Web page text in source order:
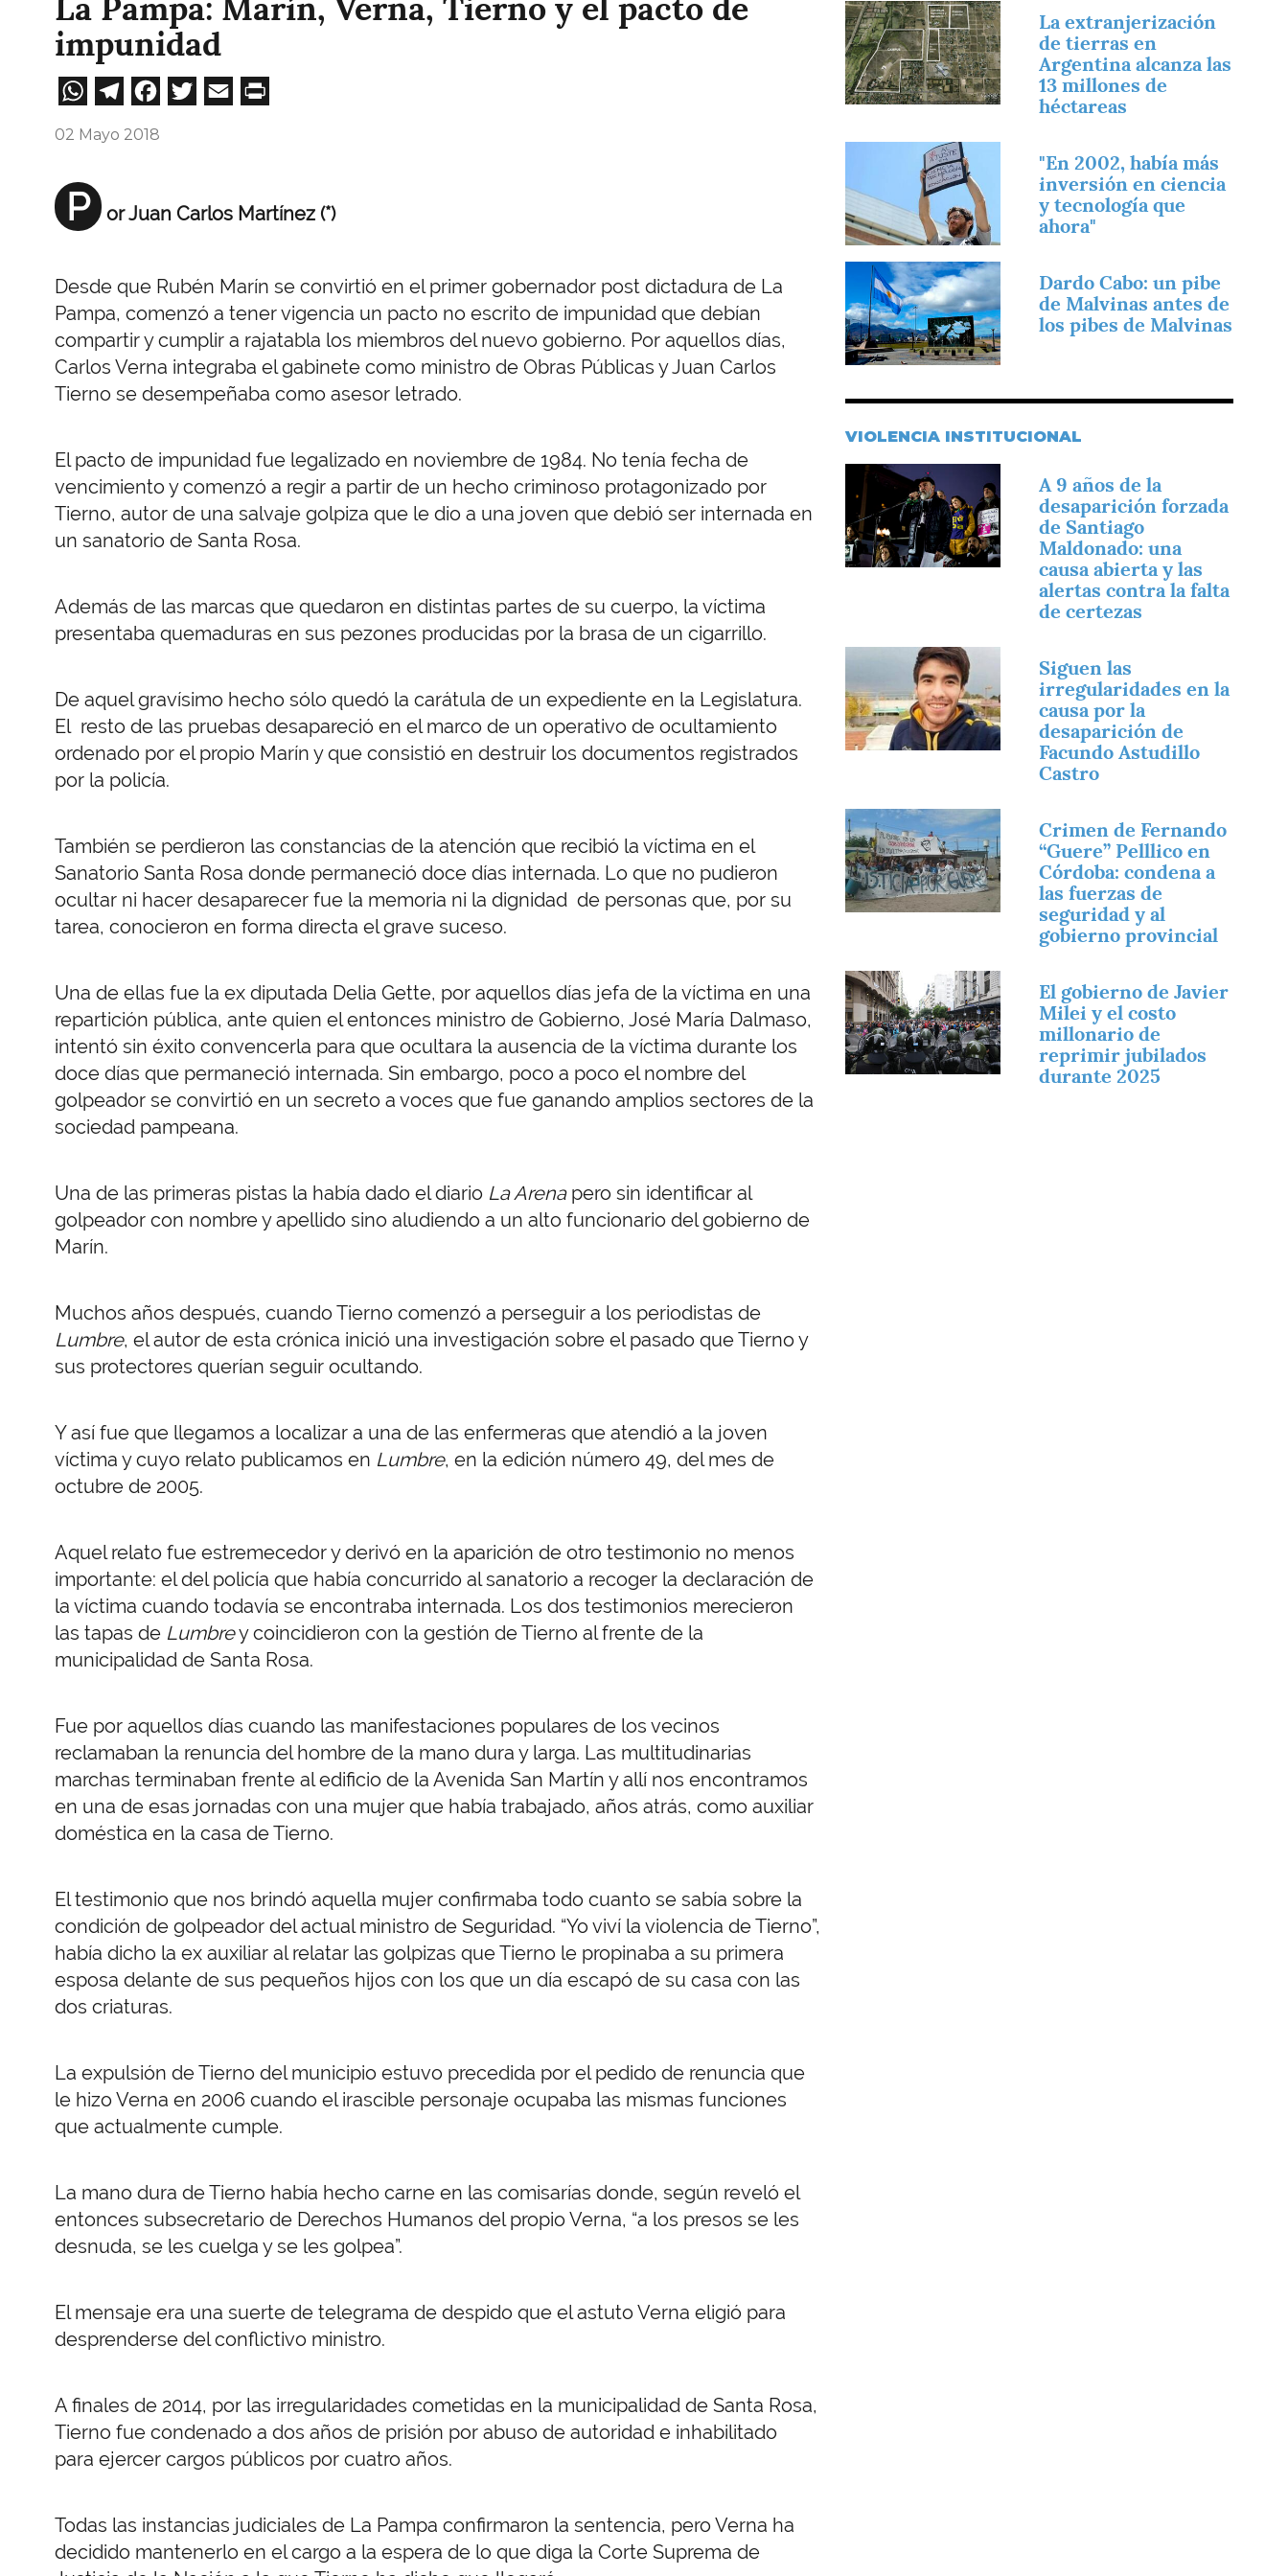
La Pampa: Marín, Verna, Tierno y el pacto de
impunidad
WhatsApp
Telegram
Facebook
Twitter
Email
02 Mayo 2018
P or Juan Carlos Martínez (*)
Desde que Rubén Marín se convirtió en el primer gobernador post dictadura de La
Pampa, comenzó a tener vigencia un pacto no escrito de impunidad que debían
compartir y cumplir a rajatabla los miembros del nuevo gobierno. Por aquellos días,
Carlos Verna integraba el gabinete como ministro de Obras Públicas y Juan Carlos
Tierno se desempeñaba como asesor letrado.
El pacto de impunidad fue legalizado en noviembre de 1984. No tenía fecha de
vencimiento y comenzó a regir a partir de un hecho criminoso protagonizado por
Tierno, autor de una salvaje golpiza que le dio a una joven que debió ser internada en
un sanatorio de Santa Rosa.
Además de las marcas que quedaron en distintas partes de su cuerpo, la víctima
presentaba quemaduras en sus pezones producidas por la brasa de un cigarrillo.
De aquel gravísimo hecho sólo quedó la carátula de un expediente en la Legislatura.
El resto de las pruebas desapareció en el marco de un operativo de ocultamiento
ordenado por el propio Marín y que consistió en destruir los documentos registrados
por la policía.
También se perdieron las constancias de la atención que recibió la víctima en el
Sanatorio Santa Rosa donde permaneció doce días internada. Lo que no pudieron
ocultar ni hacer desaparecer fue la memoria ni la dignidad de personas que, por su
tarea, conocieron en forma directa el grave suceso.
Una de ellas fue la ex diputada Delia Gette, por aquellos días jefa de la víctima en una
repartición pública, ante quien el entonces ministro de Gobierno, José María Dalmaso,
intentó sin éxito convencerla para que ocultara la ausencia de la víctima durante los
doce días que permaneció internada. Sin embargo, poco a poco el nombre del
golpeador se convirtió en un secreto a voces que fue ganando amplios sectores de la
sociedad pampeana.
Una de las primeras pistas la había dado el diario La Arenapero sin identificar al
golpeador con nombre y apellido sino aludiendo a un alto funcionario del gobierno de
Marín.
Muchos años después, cuando Tierno comenzó a perseguir a los periodistas de
Lumbre, el autor de esta crónica inició una investigación sobre el pasado que Tierno y
sus protectores querían seguir ocultando.
Y así fue que llegamos a localizar a una de las enfermeras que atendió a la joven
víctima y cuyo relato publicamos en Lumbre, en la edición número 49, del mes de
octubre de 2005.
Aquel relato fue estremecedor y derivó en la aparición de otro testimonio no menos
importante: el del policía que había concurrido al sanatorio a recoger la declaración de
la víctima cuando todavía se encontraba internada. Los dos testimonios merecieron
las tapas de Lumbrey coincidieron con la gestión de Tierno al frente de la
municipalidad de Santa Rosa.
Fue por aquellos días cuando las manifestaciones populares de los vecinos
reclamaban la renuncia del hombre de la mano dura y larga. Las multitudinarias
marchas terminaban frente al edificio de la Avenida San Martín y allí nos encontramos
en una de esas jornadas con una mujer que había trabajado, años atrás, como auxiliar
doméstica en la casa de Tierno.
El testimonio que nos brindó aquella mujer confirmaba todo cuanto se sabía sobre la
condición de golpeador del actual ministro de Seguridad. “Yo viví la violencia de Tierno”,
había dicho la ex auxiliar al relatar las golpizas que Tierno le propinaba a su primera
esposa delante de sus pequeños hijos con los que un día escapó de su casa con las
dos criaturas.
La expulsión de Tierno del municipio estuvo precedida por el pedido de renuncia que
le hizo Verna en 2006 cuando el irascible personaje ocupaba las mismas funciones
que actualmente cumple.
La mano dura de Tierno había hecho carne en las comisarías donde, según reveló el
entonces subsecretario de Derechos Humanos del propio Verna, “a los presos se les
desnuda, se les cuelga y se les golpea”.
El mensaje era una suerte de telegrama de despido que el astuto Verna eligió para
desprenderse del conflictivo ministro.
A finales de 2014, por las irregularidades cometidas en la municipalidad de Santa Rosa,
Tierno fue condenado a dos años de prisión por abuso de autoridad e inhabilitado
para ejercer cargos públicos por cuatro años.
Todas las instancias judiciales de La Pampa confirmaron la sentencia, pero Verna ha
decidido mantenerlo en el cargo a la espera de lo que diga la Corte Suprema de
Imagen
La extranjerización
de tierras en
Argentina alcanza las
13 millones de
héctareas
"En 2002, había más
inversión en ciencia
y tecnología que
ahora"
Imagen
Dardo Cabo: un pibe
de Malvinas antes de
los pibes de Malvinas
VIOLENCIA INSTITUCIONAL
Imagen
A 9 años de la
desaparición forzada
de Santiago
Maldonado: una
causa abierta y las
alertas contra la falta
de certezas
Imagen
Siguen las
irregularidades en la
causa por la
desaparición de
Facundo Astudillo
Castro
Imagen
Crimen de Fernando
“Guere” Pelllico en
Córdoba: condena a
las fuerzas de
seguridad y al
gobierno provincial
Imagen
El gobierno de Javier
Milei y el costo
millonario de
reprimir jubilados
durante 2025